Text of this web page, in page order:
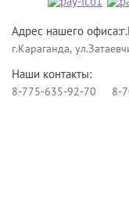
Адрес нашего
г.Караганда,
Наши контакты:
8-775-635-92-70 8-